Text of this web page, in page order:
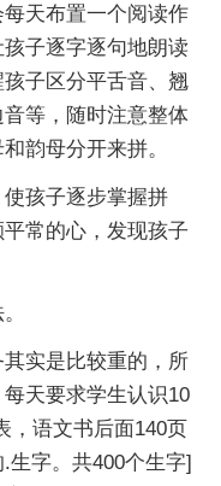
天布置一个阅读作
子逐字逐句地朗读
子区分平舌音、翘
等，随时注意整体
韵母分开来拼。
孩子逐步掌握拼
常的心，发现孩子
实是比较重的，所
天要求学生认识10
语文书后面140页
生字。共400个生字]